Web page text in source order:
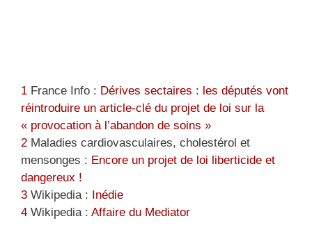
1 France Info : Dérives sectaires : les députés vont
réintroduire un article-clé du projet de loi sur la
« provocation à l’abandon de soins »
2 Maladies cardiovasculaires, cholestérol et
mensonges : Encore un projet de loi liberticide et
dangereux !
3 Wikipedia : Inédie
4 Wikipedia : Affaire du Mediator